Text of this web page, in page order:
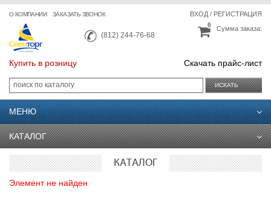
О КОМПАНИИ ЗАКАЗАТЬ ЗВОНОК
(812) 244-76-68
ВХОД/ РЕГИСТРАЦИЯ
Сумма заказа:
0
Купить в розницу Скачать прайс-лист
ИСКАТЬ
МЕНЮ
КАТАЛОГ
КАТАЛОГ
Элемент не найден